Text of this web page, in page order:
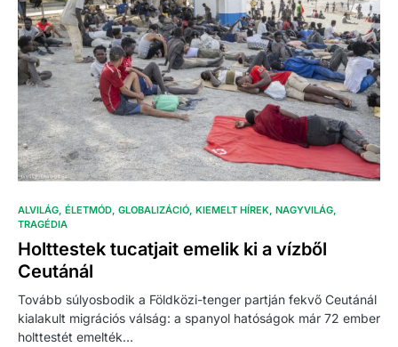
ALVILÁG ÉLETMÓD GLOBALIZÁCIÓ KIEMELT HÍREK NAGYVILÁG
TRAGÉDIA
Holttestek tucatjait emelik ki a vízből
Ceutánál
Tovább súlyosbodik a Földközi-tenger partján fekvő Ceutánál
kialakult migrációs válság: a spanyol hatóságok már 72 ember
holttestét emelték…